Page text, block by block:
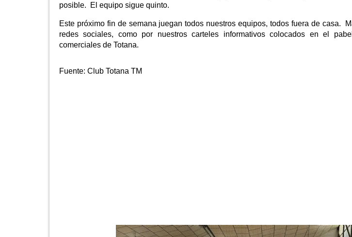
posible. El equipo sigue quinto.
Este próximo fin de semana juegan todos nuestros equipos, todos fuera de casa.
redes sociales, como por nuestros carteles informativos colocados en el
comerciales de Totana.
Fuente: Club Totana TM